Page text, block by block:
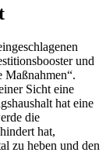
und
Maßnahmen“.
Sicht eine
hat eine
die
hat,
zu heben und den